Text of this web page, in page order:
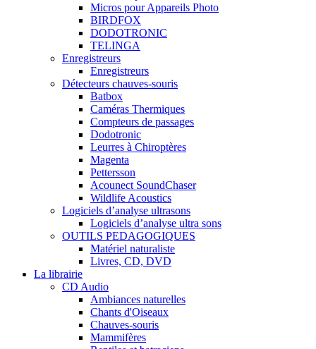
Micros pour Appareils Photo
BIRDFOX
DODOTRONIC
TELINGA
Enregistreurs
Enregistreurs
Détecteurs chauves-souris
Batbox
Caméras Thermiques
Compteurs de passages
Dodotronic
Leurres à Chiroptères
Magenta
Pettersson
Acounect SoundChaser
Wildlife Acoustics
Logiciels d’analyse ultrasons
Logiciels d’analyse ultra sons
OUTILS PEDAGOGIQUES
Matériel naturaliste
Livres, CD, DVD
La librairie
CD Audio
Ambiances naturelles
Chants d'Oiseaux
Chauves-souris
Mammifères